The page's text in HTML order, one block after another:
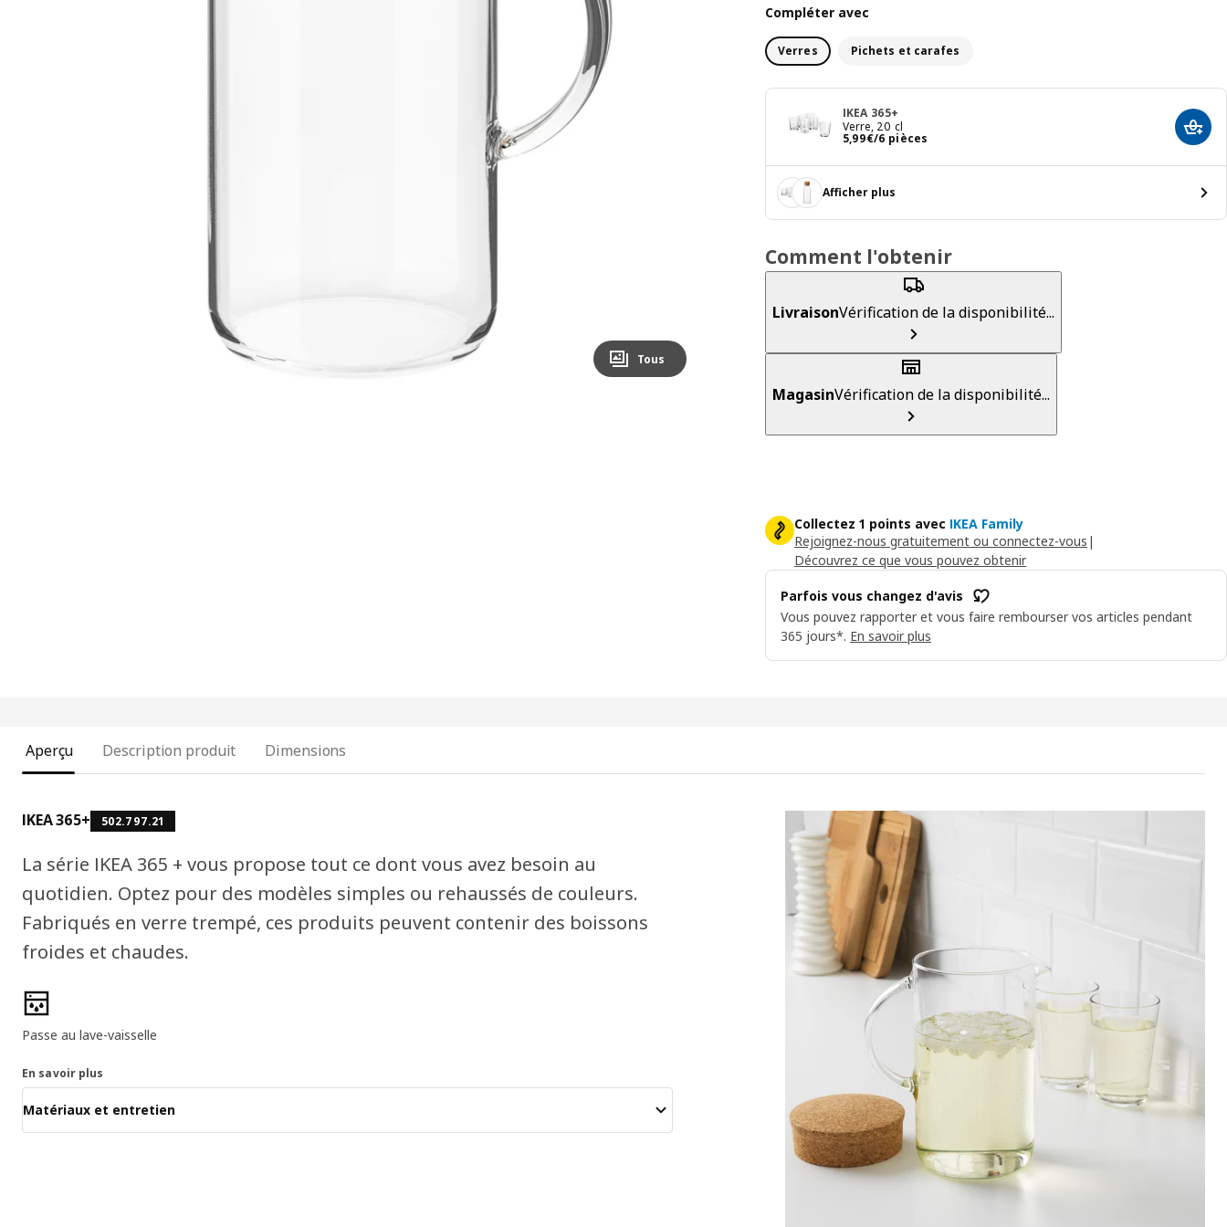
Tous
Compléter avec
Verres Pichets et carafes
IKEA 365+
Verre, 20 cl
5,99€/6 pièces
Prix 5,99€/6 pièces
Afficher plus
Comment l'obtenir
LivraisonVérification de la disponibilité...
MagasinVérification de la disponibilité...
Collectez 1 points avec IKEA Family
Rejoignez-nous gratuitement ou connectez-vous |
Découvrez ce que vous pouvez obtenir
Parfois vous changez d'avis
Vous pouvez rapporter et vous faire rembourser vos articles pendant
365 jours*. En savoir plus
Aperçu Description produit Dimensions
IKEA 365+ 502.797.21
La série IKEA 365 + vous propose tout ce dont vous avez besoin au
quotidien. Optez pour des modèles simples ou rehaussés de couleurs.
Fabriqués en verre trempé, ces produits peuvent contenir des boissons
froides et chaudes.
Caractéristiques du produit
Passe au lave-vaisselle
En savoir plus
Matériaux et entretien